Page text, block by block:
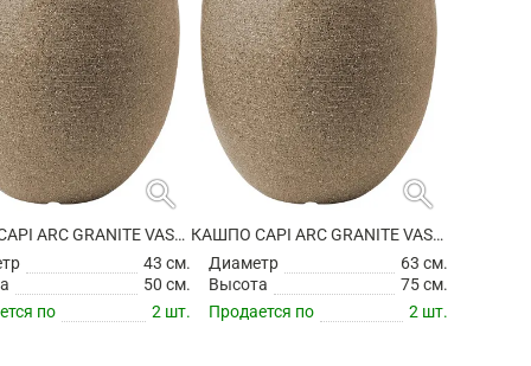
search
КАШПО CAPI ARC GRANITE VASE ELEGANT DELUXE WARM TAUPE
43 см.
50 см.
по
2 шт.
search
КАШПО CAPI ARC GRANITE VASE ELEGANT DELUXE WARM TAUPE
Диаметр
63 см.
Высота
75 см.
Продается по
2 шт.